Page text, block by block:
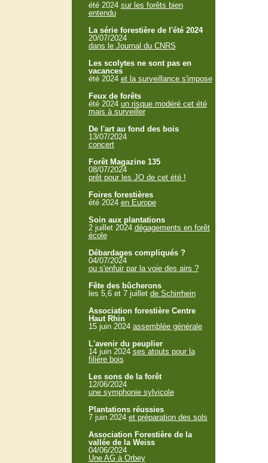
été 2024 sur les forêts bien
entendu
La série forestière de l'été 2024
20/07/2024
dans le Journal du CNRS
Les scolytes ne sont pas en
vacances
été 2024 et la surveillance s'impose
Feux de forêts
été 2024 un risque modéré cet été
mais à surveiller
De l'art au fond des bois
13/07/2024
concert
Forêt Magazine 135
08/07/2024
prêt pour les JO de cet été !
Foires forestières
été 2024 en Europe
Soin aux plantations
2 juillet 2024 dégagements en forêt
école
Débardages compliqués ?
04/07/2024
ou s'enfuir par la voie des airs ?
Fête des bûcherons
les 5,6 et 7 juillet de Schirrhein
Association forestière Centre
Haut Rhin
15 juin 2024 assemblée générale
L'avenir du peuplier
14 juin 2024 ses atouts pour la
filière bois
Les sons de la forêt
12/06/2024
une symphonie sylvicole
Plantations réussies
7 juin 2024 et préparation des sols
Association Forestière de la
vallée de la Weiss
04/06/2024
Une AG à Orbey